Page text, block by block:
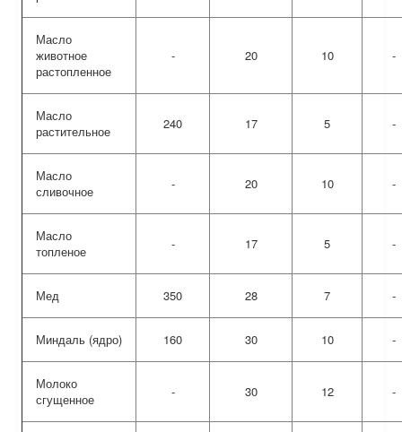
Масло
животное
растопленное
- 20 10 -
Масло
растительное
240 17 5 -
Масло
сливочное
- 20 10 -
Масло
топленое
- 17 5 -
Мед 350 28 7 -
Миндаль (ядро) 160 30 10 -
Молоко
сгущенное
- 30 12 -